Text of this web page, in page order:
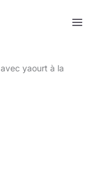
yaourt à la